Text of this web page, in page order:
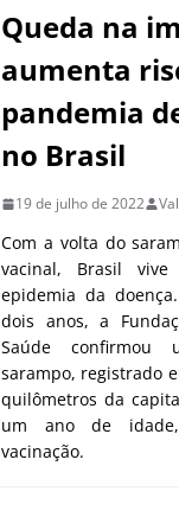
Queda na
aumenta
pandemia
no Brasil
19 de julho de 2022
Com a volta do
vacinal, Brasil
epidemia da
dois anos, a
Saúde
sarampo, registrado
quilômetros da
um ano de
vacinação.